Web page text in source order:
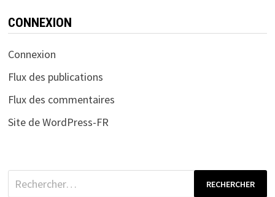
CONNEXION
Connexion
Flux des publications
Flux des commentaires
Site de WordPress-FR
Rechercher :